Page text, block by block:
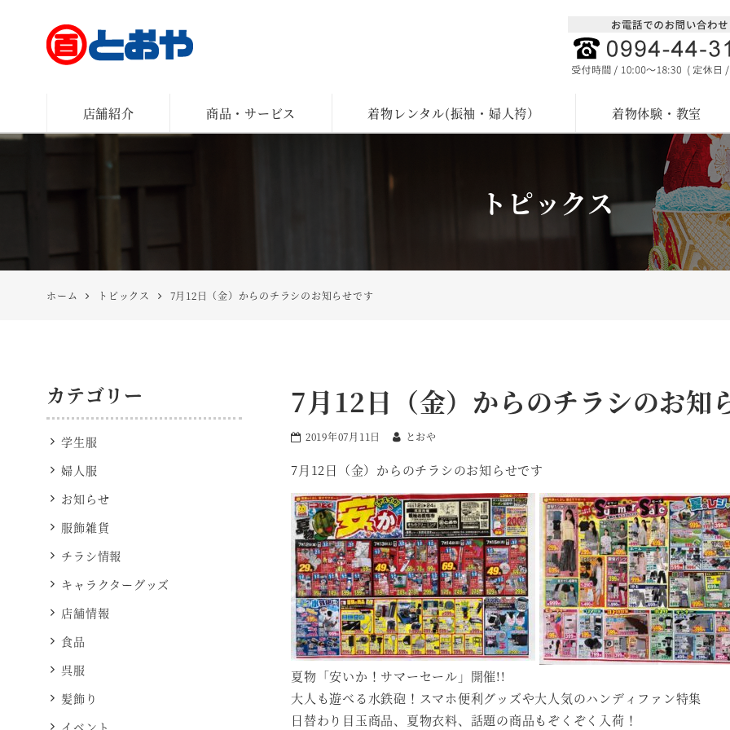
店舗紹介 商品・サービス 着物レンタル(振袖・婦人袴） 着物体験・教室
トピックス
ホーム トピックス 7月12日（金）からのチラシのお知らせです
7月12日（金）からのチラシのお知
2019年07月11日 とおや
7月12日（金）からのチラシのお知らせです
夏物「安いか！サマーセール」開催!!
大人も遊べる水鉄砲！スマホ便利グッズや大人気のハンディファン特集
日替わり目玉商品、夏物衣料、話題の商品もぞくぞく入荷！
カテゴリー
学生服
婦人服
お知らせ
服飾雑貨
チラシ情報
キャラクターグッズ
店舗情報
食品
呉服
髪飾り
イベント